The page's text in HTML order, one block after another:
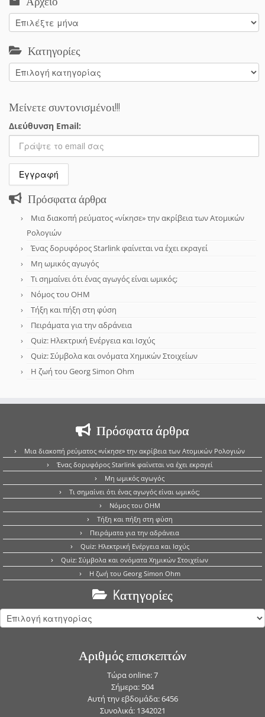
Αρχείο
Κατηγορίες
Κατηγορίες
Μείνετε συντονισμένοι!!!
Διεύθυνση Email:
Πρόσφατα άρθρα
Μια διακοπή ρεύματος «νίκησε» την ακρίβεια των Ατομικών
Ρολογιών
Ένας δορυφόρος Starlink φαίνεται να έχει εκραγεί
Μη ωμικός αγωγός
Τι σημαίνει ότι ένας αγωγός είναι ωμικός;
Νόμος του OHM
Τήξη και πήξη στη φύση
Πειράματα για την αδράνεια
Quiz: Ηλεκτρική Ενέργεια και Ισχύς
Quiz: Σύμβολα και ονόματα Χημικών Στοιχείων
Η ζωή του Georg Simon Ohm
Πρόσφατα άρθρα
Μια διακοπή ρεύματος «νίκησε» την ακρίβεια των Ατομικών Ρολογιών
Ένας δορυφόρος Starlink φαίνεται να έχει εκραγεί
Μη ωμικός αγωγός
Τι σημαίνει ότι ένας αγωγός είναι ωμικός;
Νόμος του OHM
Τήξη και πήξη στη φύση
Πειράματα για την αδράνεια
Quiz: Ηλεκτρική Ενέργεια και Ισχύς
Quiz: Σύμβολα και ονόματα Χημικών Στοιχείων
Η ζωή του Georg Simon Ohm
Kατηγορίες
Kατηγορίες
Αριθμός επισκεπτών
Τώρα online: 7
Σήμερα: 504
Αυτή την εβδομάδα: 6456
Συνολικά: 1342021